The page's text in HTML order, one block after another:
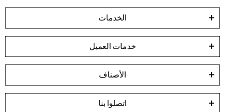
الخدمات
خدمات العميل
الأصناف
اتصلوا بنا